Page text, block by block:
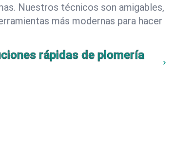
Nuestros técnicos son amigables,
más modernas para hacer
rápidas de plomería